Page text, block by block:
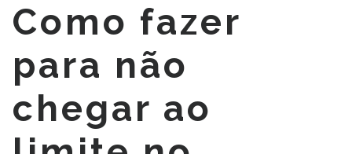
Como fazer
para não
chegar ao